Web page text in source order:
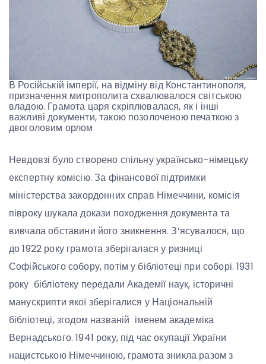
В Російській імперії, на відміну від Константинополя,
призначення митрополита схвалювалося світською
владою. Грамота царя скріплювалася, як і інші
важливі документи, такою позолоченою печаткою з
двоголовим орлом
Невдовзі було створено спільну українсько-німецьку
експертну комісію. За фінансової підтримки
міністерства закордонних справ Німеччини, комісія
півроку шукала докази походження документа та
вивчала обставини його зникнення. З’ясувалося, що
до 1922 року грамота зберігалася у ризниці
Софійського собору, потім у бібліотеці при соборі. 1931
року бібліотеку передали Академії наук, історичні
манускрипти якої зберігалися у Національній
бібліотеці, згодом названій іменем академіка
Вернадського. 1941 року, під час окупації України
нацистською Німеччиною, грамота зникла разом з